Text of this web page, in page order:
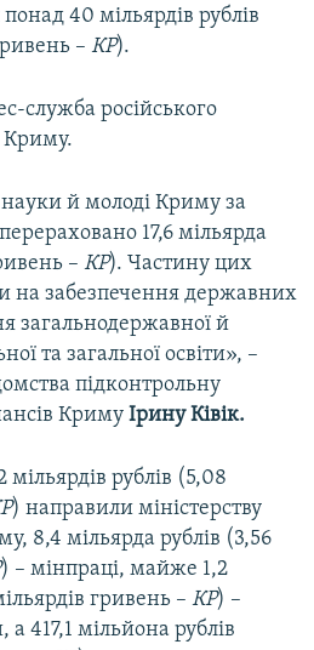
40 мільярдів рублів
– КР).
служба російського
Криму.
науки й молоді Криму за
17,6 мільярда
– КР). Частину цих
на забезпечення державних
загальнодержавної й
та загальної освіти», –
підконтрольну
Криму Ірину Ківік.
мільярдів рублів (5,08
) направили міністерству
8,4 мільярда рублів (3,56
) – мінпраці, майже 1,2
гривень – КР) –
а 417,1 мільйона рублів